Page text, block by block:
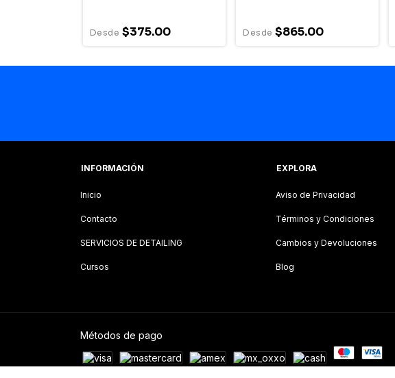
$375.00 $865.00
INFORMACIÓN
Inicio
Contacto
SERVICIOS DE DETAILING
Cursos
EXPLORA
Aviso de Privacidad
Términos y Condiciones
Cambios y Devoluciones
Blog
Métodos de pago